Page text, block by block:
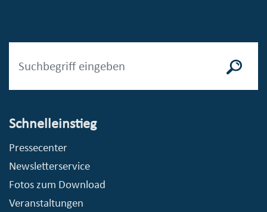
Schnelleinstieg
Pressecenter
Newsletterservice
Fotos zum Download
Veranstaltungen